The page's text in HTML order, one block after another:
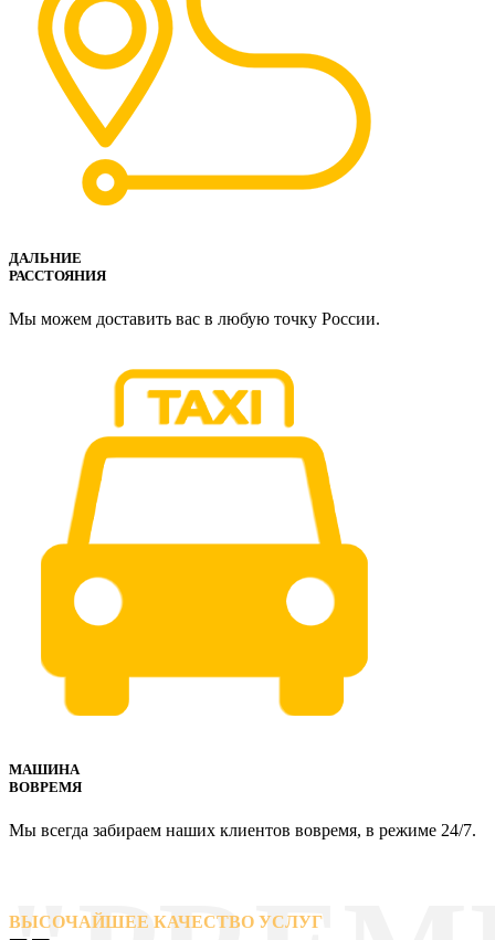
ДАЛЬНИЕ
РАССТОЯНИЯ
Мы можем доставить вас в любую точку России.
МАШИНА
ВОВРЕМЯ
Мы всегда забираем наших клиентов вовремя, в режиме 24/7.
ВЫСОЧАЙШЕЕ КАЧЕСТВО УСЛУГ